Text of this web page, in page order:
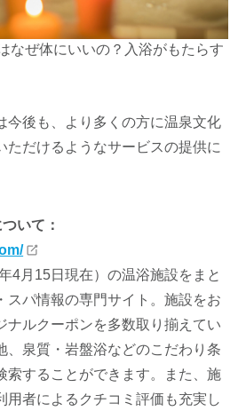
ぜ体にいいの？入浴がもたらす
今後も、より多くの方に温泉文化
ただけるようなサービスの提供に
ついて：
4月15日現在）の温浴施設をまと
スパ情報の専門サイト。施設をお
ナルクーポンを多数取り揃えてい
、泉質・岩盤浴などのこだわり条
索することができます。また、施
用者によるクチコミ評価も充実し